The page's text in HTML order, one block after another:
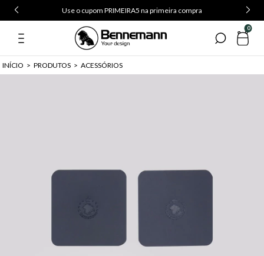
Use o cupom PRIMEIRA5 na primeira compra
0
INÍCIO > PRODUTOS > ACESSÓRIOS